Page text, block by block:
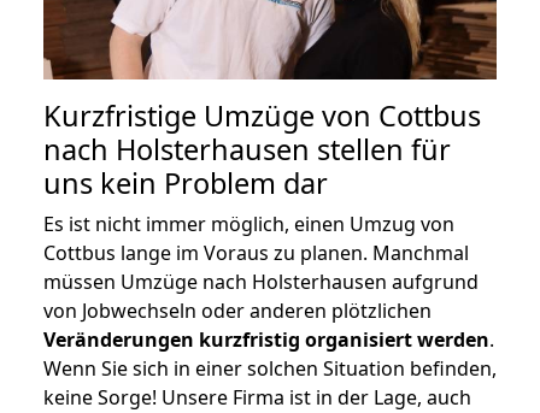
Kurzfristige Umzüge von Cottbus
nach Holsterhausen stellen für
uns kein Problem dar
Es ist nicht immer möglich, einen Umzug von
Cottbus lange im Voraus zu planen. Manchmal
müssen Umzüge nach Holsterhausen aufgrund
von Jobwechseln oder anderen plötzlichen
Veränderungen kurzfristig organisiert werden.
Wenn Sie sich in einer solchen Situation befinden,
keine Sorge! Unsere Firma ist in der Lage, auch